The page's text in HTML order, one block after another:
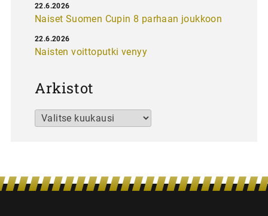
Naiset Suomen Cupin 8 parhaan joukkoon
22.6.2026
Naisten voittoputki venyy
22.6.2026
Arkistot
Arkistot